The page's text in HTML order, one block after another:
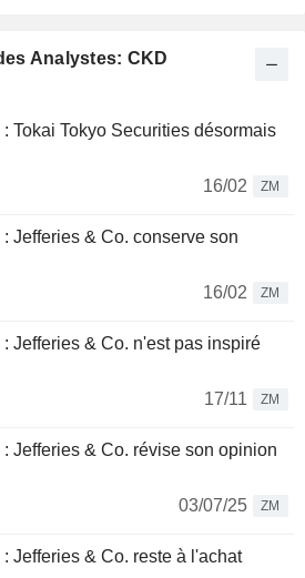
Analystes: CKD
Tokai Tokyo Securities désormais
16/02
ZM
Jefferies & Co. conserve son
16/02
ZM
Jefferies & Co. n'est pas inspiré
17/11
ZM
Jefferies & Co. révise son opinion
03/07/25
ZM
Jefferies & Co. reste à l'achat